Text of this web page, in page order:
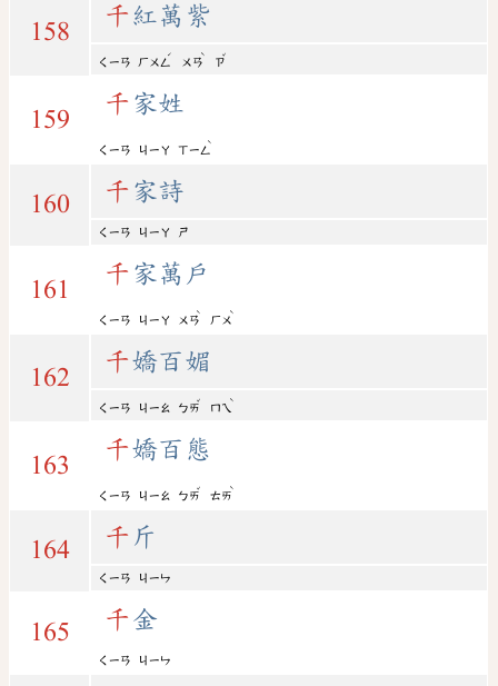
158
千紅萬紫
ㄑㄧㄢ ㄏㄨㄥ
ˊ
ㄨㄢ
ˋ
ㄗ
ˇ
159
千 家姓
ㄑㄧㄢ ㄐㄧㄚ ㄒㄧㄥ
ˋ
160 千 家詩
ㄑㄧㄢ ㄐㄧㄚ ㄕ
161
千 家萬戶
ㄑㄧㄢ ㄐㄧㄚ ㄨㄢ
ˋ
ㄏㄨ
ˋ
162
千嬌百媚
ㄑㄧㄢ ㄐㄧㄠ ㄅㄞ
ˇ
ㄇㄟ
ˋ
163
千嬌百態
ㄑㄧㄢ ㄐㄧㄠ ㄅㄞ
ˇ
ㄊㄞ
ˋ
164 千 斤
ㄑㄧㄢ ㄐㄧㄣ
165 千金
ㄑㄧㄢ ㄐㄧㄣ